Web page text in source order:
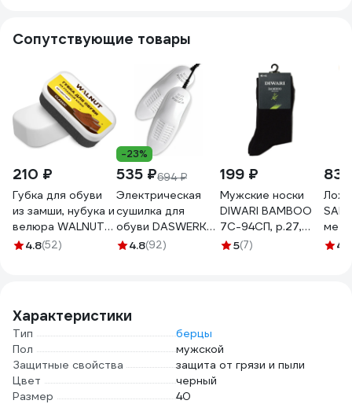
Сопутствующие товары
210 ₽
Губка для обуви
из замши, нубука и
велюра WALNUT
Classic WLN0454
4.8(52)
-23%
535 ₽694 ₽
Электрическая
сушилка для
обуви DASWERK
SD5 15 Вт 456198
4.8(92)
199 ₽
Мужские носки
DIWARI BAMBOO
7С-94СП, р.27,
000 черный
5(7) 4.3
Характеристики
Тип
берцы
Пол
мужской
Защитные свойства
защита от грязи и пыли
Цвет
черный
Размер
40